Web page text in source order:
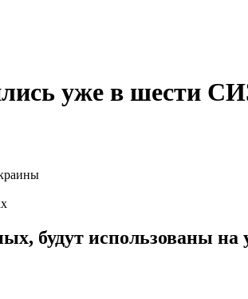
уже в шести
будут использованы на